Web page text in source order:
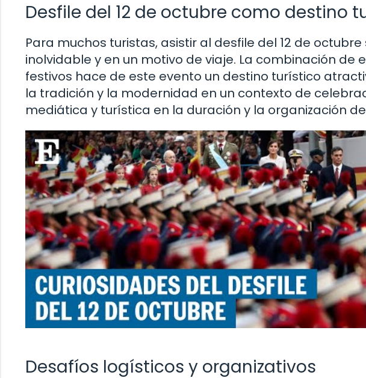
Desfile del 12 de octubre como destino
Para muchos turistas, asistir al desfile del 12 de
inolvidable y en un motivo de viaje. La combinación de
festivos hace de este evento un destino turístico
la tradición y la modernidad en un contexto de
mediática y turística en la duración y la organización
Desafíos logísticos y organizativos